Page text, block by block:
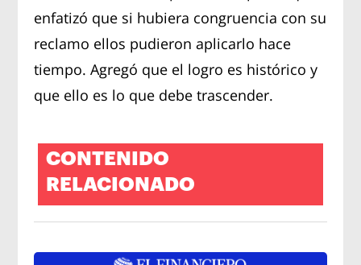
enfatizó que si hubiera congruencia con su
reclamo ellos pudieron aplicarlo hace
tiempo. Agregó que el logro es histórico y
que ello es lo que debe trascender.
CONTENIDO
RELACIONADO